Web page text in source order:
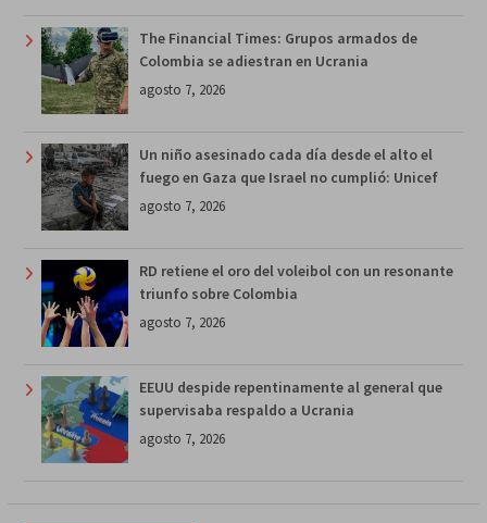
The Financial Times: Grupos armados de
Colombia se adiestran en Ucrania
agosto 7, 2026
Un niño asesinado cada día desde el alto el
fuego en Gaza que Israel no cumplió: Unicef
agosto 7, 2026
RD retiene el oro del voleibol con un resonante
triunfo sobre Colombia
agosto 7, 2026
EEUU despide repentinamente al general que
supervisaba respaldo a Ucrania
agosto 7, 2026